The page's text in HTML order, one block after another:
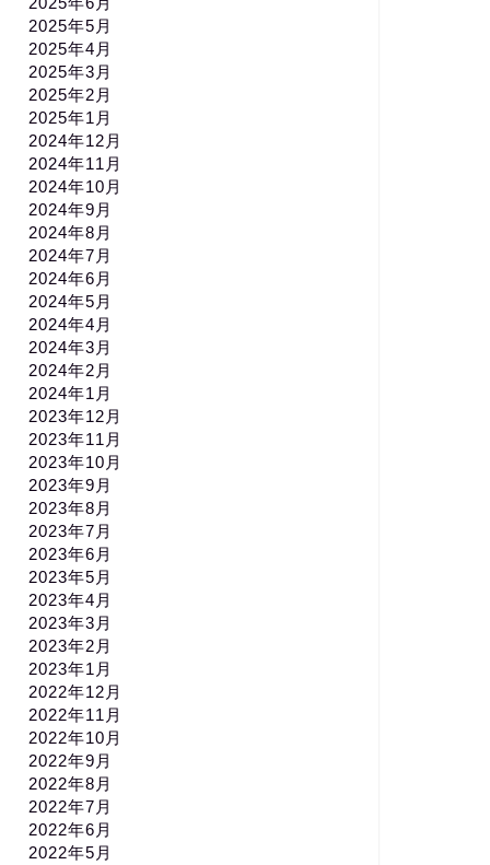
2025年5月
2025年4月
2025年3月
2025年2月
2025年1月
2024年12月
2024年11月
2024年10月
2024年9月
2024年8月
2024年7月
2024年6月
2024年5月
2024年4月
2024年3月
2024年2月
2024年1月
2023年12月
2023年11月
2023年10月
2023年9月
2023年8月
2023年7月
2023年6月
2023年5月
2023年4月
2023年3月
2023年2月
2023年1月
2022年12月
2022年11月
2022年10月
2022年9月
2022年8月
2022年7月
2022年6月
2022年5月